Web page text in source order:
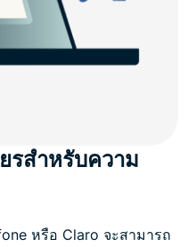
รสำหรับความ
หรือ Claro จะสามารถ